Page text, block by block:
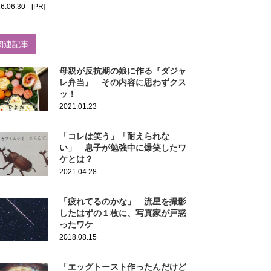
[PR]
連記事
母親が反抗期の娘に作る『ダジャ
レ弁当』 その内容に思わずクス
ッ！
2021.01.23
「コレは笑う」「耐えられな
い」 息子が勉強中に爆笑したワ
ケとは？
2021.04.28
「疲れてるのかな」 流星を撮影
したはずの１枚に、写真家が戸惑
ったワケ
2018.08.15
「エッグトースト作ったんだけど